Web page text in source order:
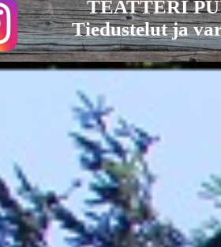
TEATTERI
Tiedustelut ja